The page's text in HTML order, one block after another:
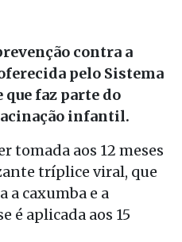
contra a
pelo Sistema
que faz parte do
infantil.
tomada aos 12 meses
tríplice viral, que
a caxumba e a
é aplicada aos 15